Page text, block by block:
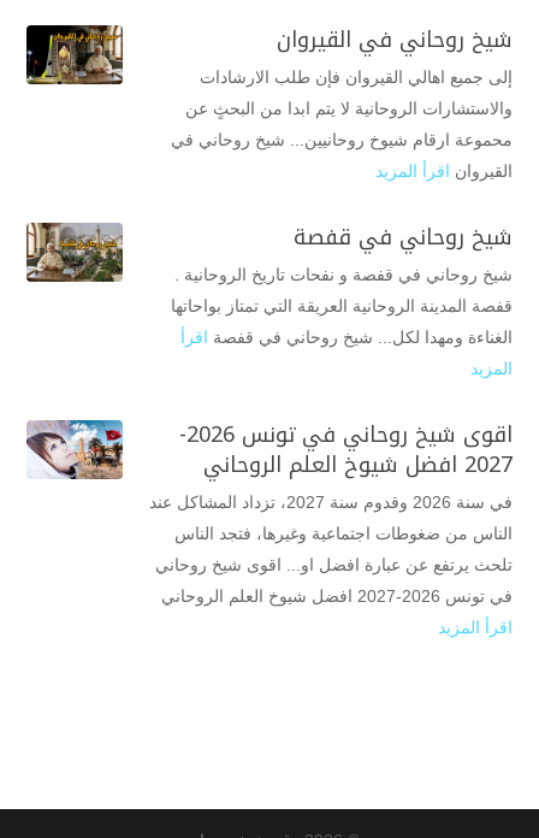
شيخ روحاني في القيروان
إلى جميع اهالي القيروان فإن طلب الارشادات
والاستشارات الروحانية لا يتم ابدا من البحثٍ عن
محموعة ارقام شيوخ روحانيين... شيخ روحاني في
القيروان اقرأ المزيد
شيخ روحاني في قفصة
شيخ روحاني في قفصة و نفحات تاريخ الروحانية .
قفصة المدينة الروحانية العريقة التي تمتاز بواحاتها
الغناءة ومهدا لكل... شيخ روحاني في قفصة اقرأ
المزيد
اقوى شيخ روحاني في تونس 2026-
2027 افضل شيوخ العلم الروحاني
في سنة 2026 وقدوم سنة 2027، تزداد المشاكل عند
الناس من ضغوطات اجتماعية وغيرها، فتجد الناس
تلحث يرتفع عن عبارة افضل او... اقوى شيخ روحاني
في تونس 2026-2027 افضل شيوخ العلم الروحاني
اقرأ المزيد